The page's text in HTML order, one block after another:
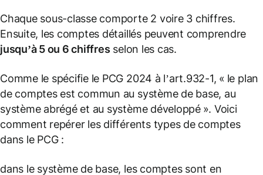
Chaque sous-classe comporte 2 voire 3 chiffres.
Ensuite, les comptes détaillés peuvent comprendre
jusqu’à 5 ou 6 chiffres selon les cas.
Comme le spécifie le PCG 2024 à l’art.932-1, « le plan
de comptes est commun au système de base, au
système abrégé et au système développé ». Voici
comment repérer les différents types de comptes
dans le PCG :
dans le système de base, les comptes sont en